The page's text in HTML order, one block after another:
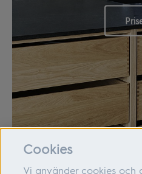
Cookies
Vi använder cookies och